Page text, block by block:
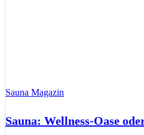
Sauna Magazin
Sauna: Wellness-Oase